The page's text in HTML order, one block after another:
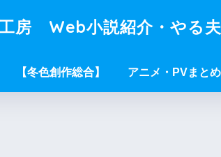
房 Web小説紹介・やる
【冬色創作総合】 アニメ・PVまと